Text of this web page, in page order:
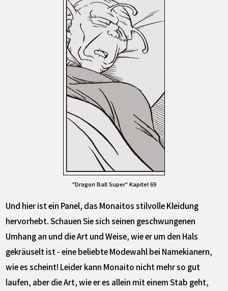
"Dragon Ball Super" Kapitel 69
Und hier ist ein Panel, das Monaitos stilvolle Kleidung
hervorhebt. Schauen Sie sich seinen geschwungenen
Umhang an und die Art und Weise, wie er um den Hals
gekräuselt ist - eine beliebte Modewahl bei Namekianern,
wie es scheint! Leider kann Monaito nicht mehr so gut
laufen, aber die Art, wie er es allein mit einem Stab geht,